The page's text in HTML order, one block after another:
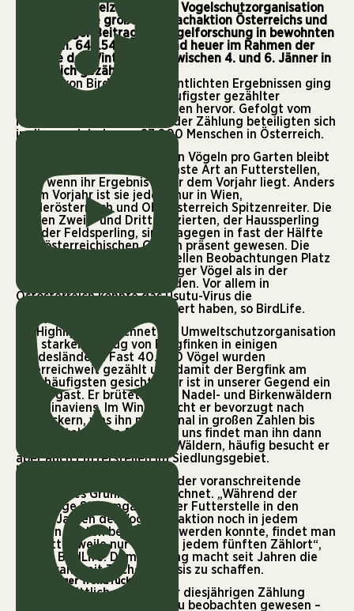
Die Wintervogelzählung der Vogelschutzorganisation
BirdLife ist die größte Mitmachaktion Österreichs und
ein wichtiger Beitrag zur Vogelforschung in bewohnten
Gebieten. 645.540 Vögel sind heuer im Rahmen der
„Stunde der Wintervögel“ zwischen 4. und 6. Jänner in
Österreich gezählt worden.
Bei den von BirdLife veröffentlichten Ergebnissen ging
die Kohlmeise erneut als häufigster gezählter
Wintervogel in unseren Gärten hervor. Gefolgt vom
Haus- und Feldsperling. An der Zählung beteiligten sich
in diesem Jahr knapp 27.000 Menschen in Österreich.
Kohlmeise wieder Spitzenreiter
Mit knapp fünf beobachteten Vögeln pro Garten bleibt
die Kohlmeise die verlässlichste Art an Futterstellen,
auch wenn ihr Ergebnis unter dem Vorjahr liegt. Anders
als im Vorjahr ist sie jedoch nur in Wien,
Niederösterreich und Oberösterreich Spitzenreiter. Die
beiden Zweit- und Drittplatzierten, der Haussperling
und der Feldsperling, sind dagegen in fast der Hälfte
aller österreichischen Gärten präsent gewesen. Die
Amsel erreicht bei den aktuellen Beobachtungen Platz
vier. Es sind wesentlich weniger Vögel als in der
Vergangenheit gezählt worden. Vor allem in
Ostösterreich könnte dasUsutu-Virus die
Amselbestände stark reduziert haben, so BirdLife.
Positiv: Mehr Bergfinken
Als Highlight bezeichnet die Umweltschutzorganisation
den starken Einflug von Bergfinken in einigen
Bundesländern. Fast 40.000 Vögel wurden
österreichweit gezählt und damit der Bergfink am
siebthäufigsten gesichtet. Er ist in unserer Gegend ein
Wintergast. Er brütet in den Nadel- und Birkenwäldern
Skandinaviens. Im Winter sucht er bevorzugt nach
Bucheckern, was ihn manchmal in großen Zahlen bis
nach Mitteleuropa führt. Bei uns findet man ihn dann
vor allem in Buchenreichen Wäldern, häufig besucht er
aber auch Futterstellen im Siedlungsgebiet.
Negativ: Sinkflug des Grünlings
Als besorgniserregend wird der voranschreitende
Sinkflug des Grünlings bezeichnet. „Während der
ehemalige Stammgast an der Futterstelle in den
ersten Jahren der Vogelzählaktion noch in jedem
zweiten Garten beobachtet werden konnte, findet man
ihn mittlerweile nur mehr an jedem fünften Zählort“,
erklärt BirdLife. Dem Grünling macht seit Jahren die
VogelkrankheitTrichomoniasis zu schaffen.
Langfristiger Trend rückläufig
Durchschnittlich sind bei der diesjährigen Zählung
knapp 31 Vögel pro Zählort zu beobachten gewesen –